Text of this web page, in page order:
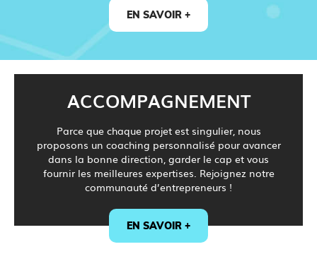
EN SAVOIR +
ACCOMPAGNEMENT
Parce que chaque projet est singulier, nous
proposons un coaching personnalisé pour avancer
dans la bonne direction, garder le cap et vous
fournir les meilleures expertises. Rejoignez notre
communauté d’entrepreneurs !
EN SAVOIR +